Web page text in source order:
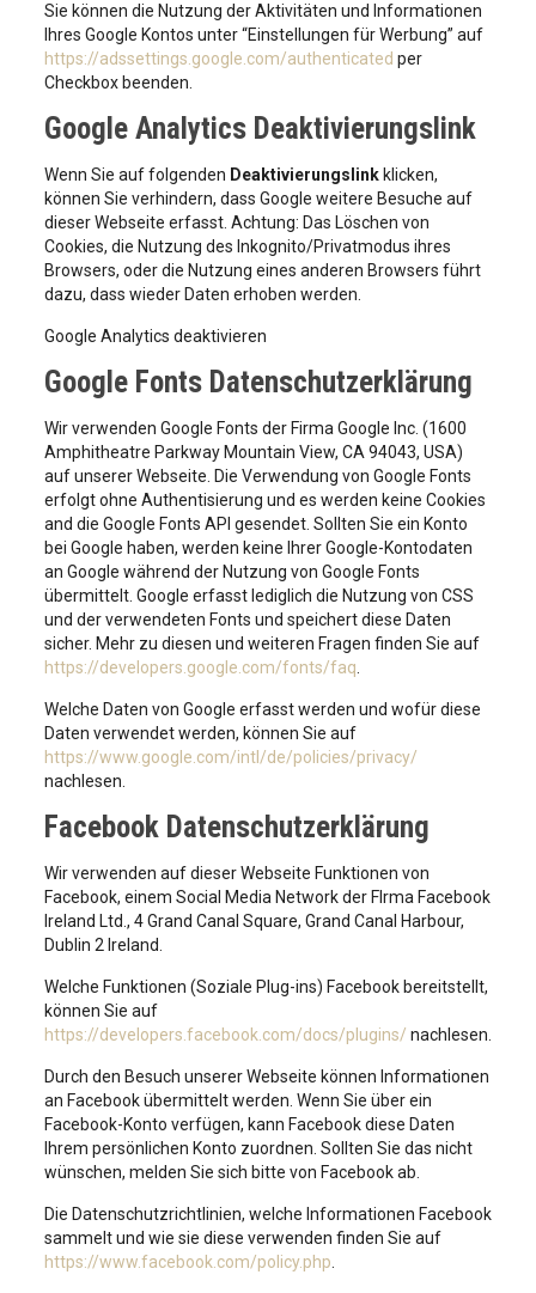
Sie können die Nutzung der Aktivitäten und Informationen
Ihres Google Kontos unter “Einstellungen für Werbung” auf
https://adssettings.google.com/authenticated per
Checkbox beenden.
Google Analytics Deaktivierungslink
Wenn Sie auf folgenden Deaktivierungslinkklicken,
können Sie verhindern, dass Google weitere Besuche auf
dieser Webseite erfasst. Achtung: Das Löschen von
Cookies, die Nutzung des Inkognito/Privatmodus ihres
Browsers, oder die Nutzung eines anderen Browsers führt
dazu, dass wieder Daten erhoben werden.
Google Analytics deaktivieren
Google Fonts Datenschutzerklärung
Wir verwenden Google Fonts der Firma Google Inc. (1600
Amphitheatre Parkway Mountain View, CA 94043, USA)
auf unserer Webseite. Die Verwendung von Google Fonts
erfolgt ohne Authentisierung und es werden keine Cookies
and die Google Fonts API gesendet. Sollten Sie ein Konto
bei Google haben, werden keine Ihrer Google-Kontodaten
an Google während der Nutzung von Google Fonts
übermittelt. Google erfasst lediglich die Nutzung von CSS
und der verwendeten Fonts und speichert diese Daten
sicher. Mehr zu diesen und weiteren Fragen finden Sie auf
https://developers.google.com/fonts/faq
Welche Daten von Google erfasst werden und wofür diese
Daten verwendet werden, können Sie auf
https://www.google.com/intl/de/policies/privacy/
nachlesen.
Facebook Datenschutzerklärung
Wir verwenden auf dieser Webseite Funktionen von
Facebook, einem Social Media Network der FIrma Facebook
Ireland Ltd., 4 Grand Canal Square, Grand Canal Harbour,
Dublin 2 Ireland.
Welche Funktionen (Soziale Plug-ins) Facebook bereitstellt,
können Sie auf
https://developers.facebook.com/docs/plugins/ nachlesen.
Durch den Besuch unserer Webseite können Informationen
an Facebook übermittelt werden. Wenn Sie über ein
Facebook-Konto verfügen, kann Facebook diese Daten
Ihrem persönlichen Konto zuordnen. Sollten Sie das nicht
wünschen, melden Sie sich bitte von Facebook ab.
Die Datenschutzrichtlinien, welche Informationen Facebook
sammelt und wie sie diese verwenden finden Sie auf
https://www.facebook.com/policy.php